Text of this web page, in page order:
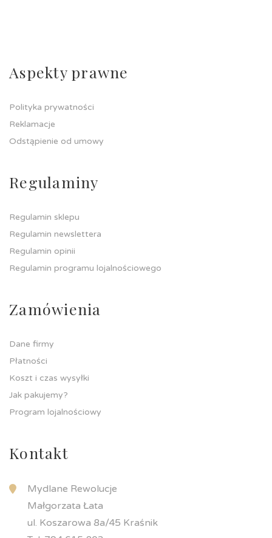
Aspekty prawne
Polityka prywatności
Reklamacje
Odstąpienie od umowy
Regulaminy
Regulamin sklepu
Regulamin newslettera
Regulamin opinii
Regulamin programu lojalnościowego
Zamówienia
Dane firmy
Płatności
Koszt i czas wysyłki
Jak pakujemy?
Program lojalnościowy
Kontakt
Mydlane Rewolucje
Małgorzata Łata
ul. Koszarowa 8a/45 Kraśnik